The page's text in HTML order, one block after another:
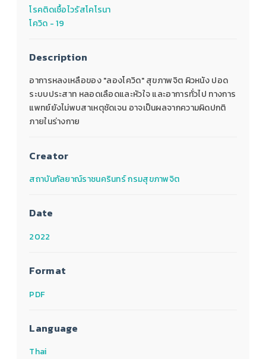
โรคติดเชื้อไวรัสโคโรนา
โควิด - 19
Description
อาการหลงเหลือของ "ลองโควิด" สุขภาพจิต ผิวหนัง ปอด
ระบบประสาท หลอดเลือดและหัวใจ และอาการทั่วไป ทางการ
แพทย์ยังไม่พบสาเหตุชัดเจน อาจเป็นผลจากความผิดปกติ
ภายในร่างกาย
Creator
สถาบันกัลยาณ์ราชนครินทร์ กรมสุขภาพจิต
Date
2022
Format
PDF
Language
Thai